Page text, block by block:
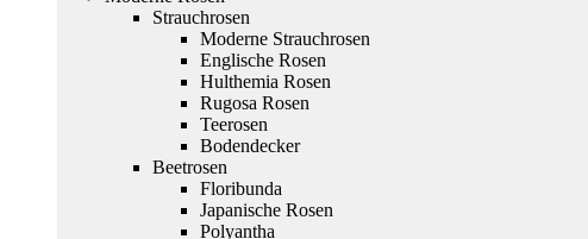
Strauchrosen
Moderne Strauchrosen
Englische Rosen
Hulthemia Rosen
Rugosa Rosen
Teerosen
Bodendecker
Beetrosen
Floribunda
Japanische Rosen
Polyantha